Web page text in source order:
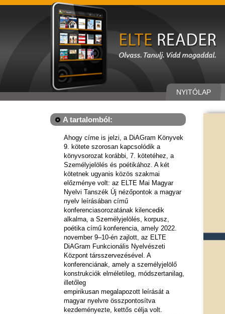
NYITÓLAP
A tartalomból:
Ahogy címe is jelzi, a DiAGram Könyvek
9. kötete szorosan kapcsolódik a
könyvsorozat korábbi, 7. kötetéhez, a
Személyjelölés és poétikához. A két
kötetnek ugyanis közös szakmai
előzménye volt: az ELTE Mai Magyar
Nyelvi Tanszék Új nézőpontok a magyar
nyelv leírásában című
konferenciasorozatának kilencedik
alkalma, a Személyjelölés, korpusz,
poétika című konferencia, amely 2022.
november 9–10-én zajlott, az ELTE
DiAGram Funkcionális Nyelvészeti
Központ társszervezésével. A
konferenciának, amely a személyjelölő
konstrukciók elméletileg, módszertanilag,
illetőleg
empirikusan megalapozott leírását a
magyar nyelvre összpontosítva
kezdeményezte, kettős célja volt.